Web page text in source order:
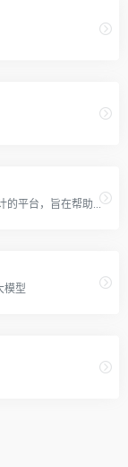
天壤小白应用开发平台是一个专为开发者设计的平台，旨在帮助用户轻松构建、管理和运营基于天壤小白大语言模型的AI应用。该平台利用天壤小白的1860亿参数大模型，结合Embedding模型，允许用户通过编写自然语言的方式创建可信赖的商业级AI应用。
模型